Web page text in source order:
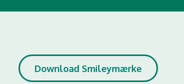
Download Smileymærke